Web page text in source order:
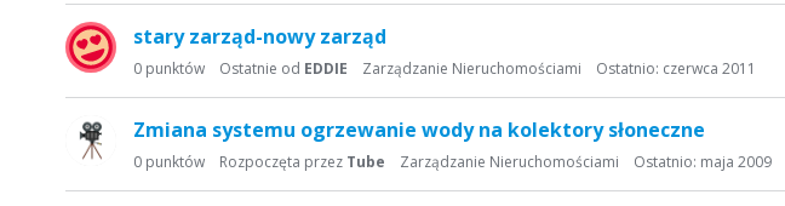
k
u
s
stary zarząd-nowy zarząd
0 punktów Ostatnie od EDDIE Ostatnio: czerwca 2011
Zarządzanie Nieruchomościami
Zmiana systemu ogrzewanie wody na kolektory słoneczne
0 punktów Rozpoczęta przez Tube Ostatnio: maja 2009
Zarządzanie Nieruchomościami